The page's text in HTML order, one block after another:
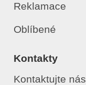
Reklamace
Oblíbené
Kontakty
Kontaktujte nás